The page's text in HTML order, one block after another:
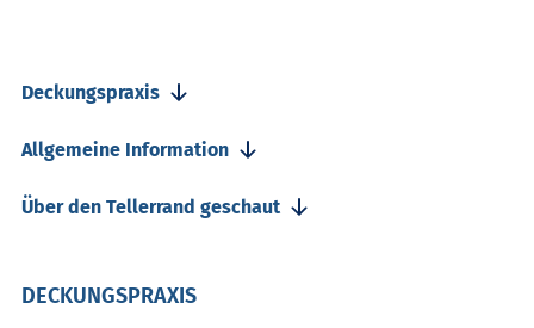
Deckungspraxis
Allgemeine Information
Über den Tellerrand geschaut
DECKUNGSPRAXIS